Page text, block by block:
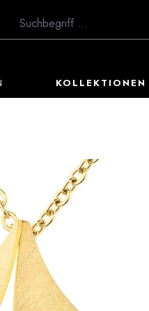
KOLLEKTIONEN